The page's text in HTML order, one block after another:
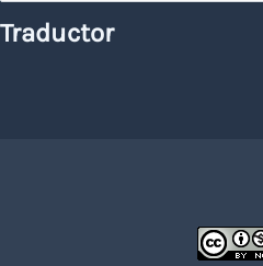
Traductor